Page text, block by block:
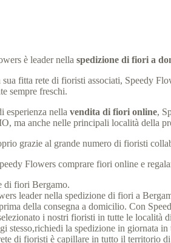
è leader nellaspedizione di fiori a
sua fitta rete di fioristi associati, Speedy
sempre freschi.
esperienza nellavendita di fiori online,
ma anche nelle principali località della
grazie al grande numero di fioristi
Flowers comprare fiori online e
di fiori Bergamo.
leader nella spedizione di fiori a
della consegna a domicilio. Con
i nostri fioristi in tutte le località
stesso,richiedi la spedizione in giornata
di fioristi è capillare in tutto il territorio